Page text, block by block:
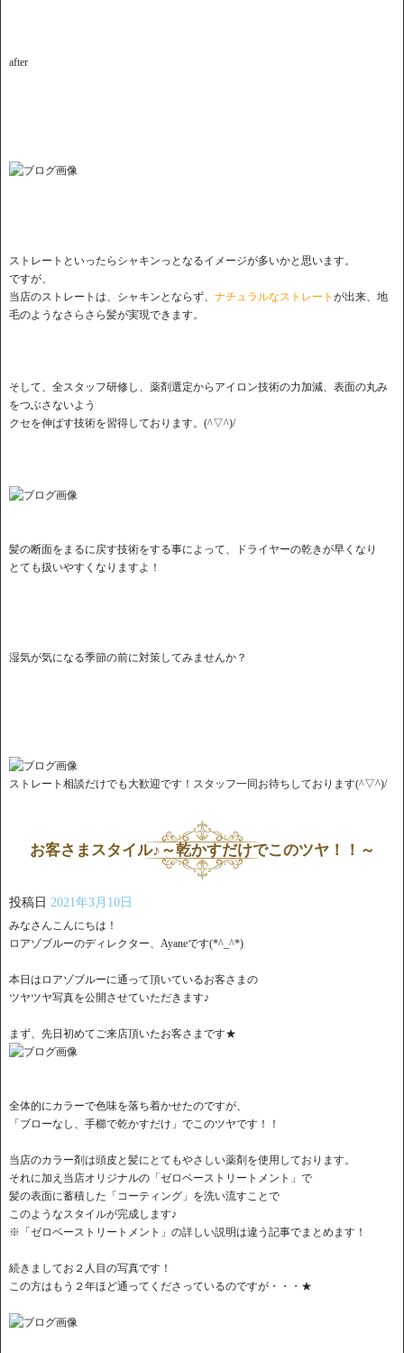
after
ストレートといったらシャキンっとなるイメージが多いかと思います。
ですが、
当店のストレートは、シャキンとならず、 ナチュラルなストレート が出来、地
毛のようなさらさら髪が実現できます。
そして、全スタッフ研修し、薬剤選定からアイロン技術の力加減、表面の丸み
をつぶさないよう
クセを伸ばす技術を習得しております。(^▽^)/
髪の断面をまるに戻す技術をする事によって、ドライヤーの乾きが早くなり
とても扱いやすくなりますよ！
湿気が気になる季節の前に対策してみませんか？
ストレート相談だけでも大歓迎です！スタッフ一同お待ちしております(^▽^)/
お客さまスタイル♪～乾かすだけでこのツヤ！！～
投稿日 2021年3月10日
みなさんこんにちは！
ロアゾブルーのディレクター、Ayaneです(*^_^*)
本日はロアゾブルーに通って頂いているお客さまの
ツヤツヤ写真を公開させていただきます♪
まず、先日初めてご来店頂いたお客さまです★
全体的にカラーで色味を落ち着かせたのですが、
「ブローなし、手櫛で乾かすだけ」でこのツヤです！！
当店のカラー剤は頭皮と髪にとてもやさしい薬剤を使用しております。
それに加え当店オリジナルの「ゼロベーストリートメント」で
髪の表面に蓄積した「コーティング」を洗い流すことで
このようなスタイルが完成します♪
※「ゼロベーストリートメント」の詳しい説明は違う記事でまとめます！
続きましてお２人目の写真です！
この方はもう２年ほど通ってくださっているのですが・・・★